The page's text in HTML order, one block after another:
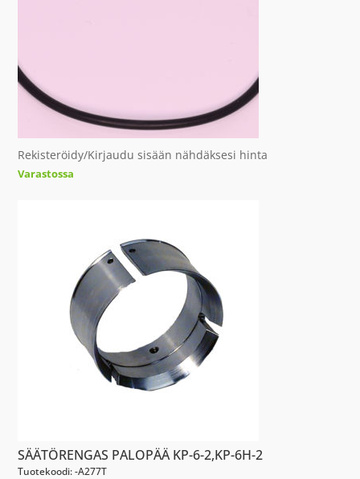
Rekisteröidy/Kirjaudu sisään nähdäksesi hinta
Varastossa
SÄÄTÖRENGAS PALOPÄÄ KP-6-2,KP-6H-2
Tuotekoodi: -A277T